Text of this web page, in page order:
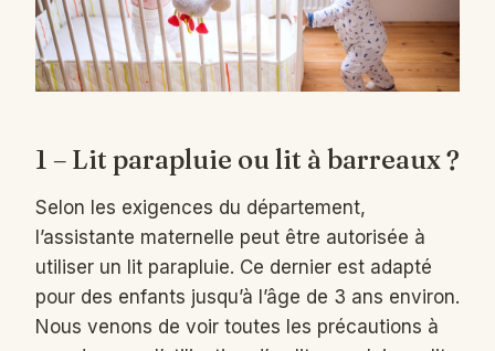
1 – Lit parapluie ou lit à barreaux ?
Selon les exigences du département,
l’assistante maternelle peut être autorisée à
utiliser un lit parapluie. Ce dernier est adapté
pour des enfants jusqu’à l’âge de 3 ans environ.
Nous venons de voir toutes les précautions à